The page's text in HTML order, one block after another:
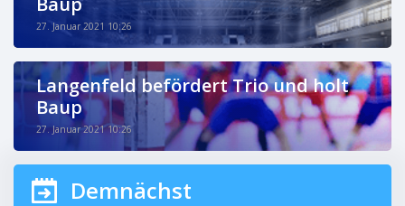
27. Januar 2021 10:26
Langenfeld befördert Trio und holt
Baup
27. Januar 2021 10:26
Demnächst